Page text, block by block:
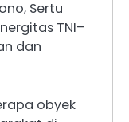
Sertu
TNI–
dan
obyek